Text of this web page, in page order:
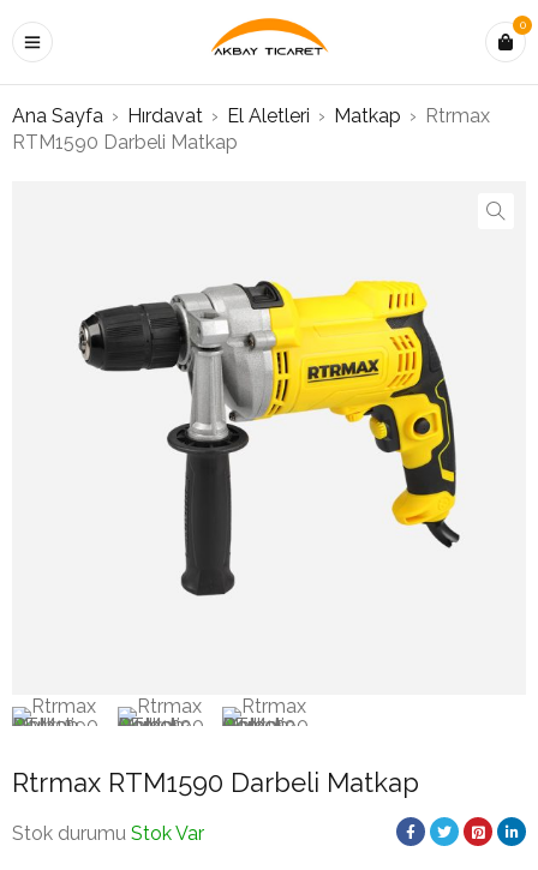
0
Ana Sayfa › Hırdavat › El Aletleri › Matkap › Rtrmax
RTM1590 Darbeli Matkap
Rtrmax RTM1590 Darbeli Matkap
Stok durumu Stok Var